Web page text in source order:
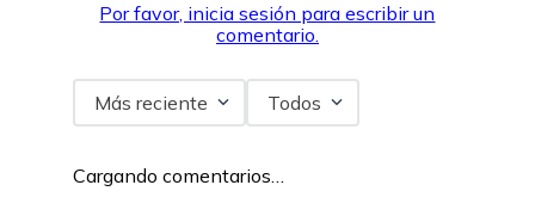
Por favor, inicia sesión para escribir un
comentario.
Más reciente Todos
Cargando comentarios…